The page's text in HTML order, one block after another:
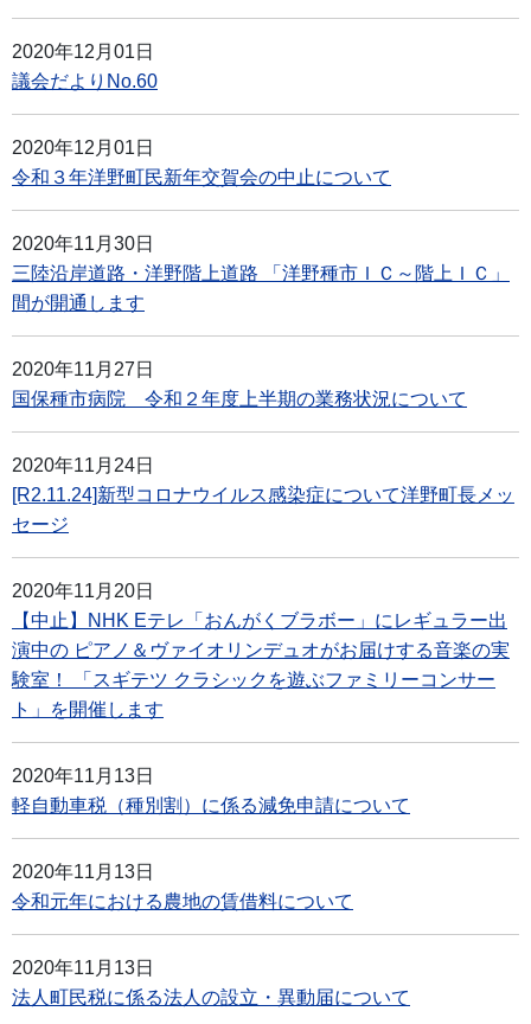
2020年12月01日
議会だよりNo.60
2020年12月01日
令和３年洋野町民新年交賀会の中止について
2020年11月30日
三陸沿岸道路・洋野階上道路 「洋野種市ＩＣ～階上ＩＣ」
間が開通します
2020年11月27日
国保種市病院 令和２年度上半期の業務状況について
2020年11月24日
[R2.11.24]新型コロナウイルス感染症について洋野町長メッ
セージ
2020年11月20日
【中止】NHK Eテレ「おんがくブラボー」にレギュラー出
演中の ピアノ＆ヴァイオリンデュオがお届けする音楽の実
験室！ 「スギテツ クラシックを遊ぶファミリーコンサー
ト」を開催します
2020年11月13日
軽自動車税（種別割）に係る減免申請について
2020年11月13日
令和元年における農地の賃借料について
2020年11月13日
法人町民税に係る法人の設立・異動届について